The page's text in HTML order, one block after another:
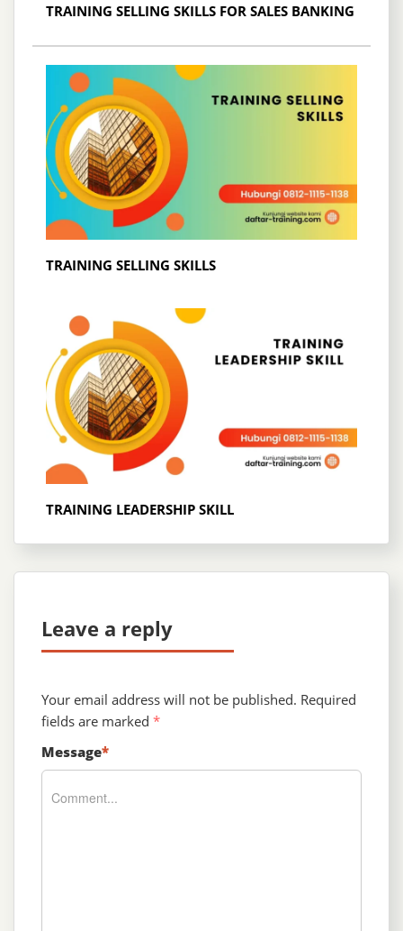
TRAINING SELLING SKILLS FOR SALES BANKING
TRAINING SELLING SKILLS
TRAINING LEADERSHIP SKILL
Leave a reply
Your email address will not be published. Required
fields are marked *
Message*